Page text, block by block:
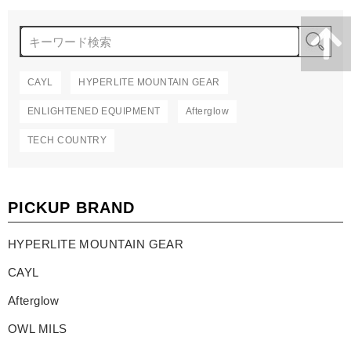
検
CAYL HYPERLITE MOUNTAIN GEAR
ENLIGHTENED EQUIPMENT Afterglow
TECH COUNTRY
PICKUP BRAND
HYPERLITE MOUNTAIN GEAR
CAYL
Afterglow
OWL MILS